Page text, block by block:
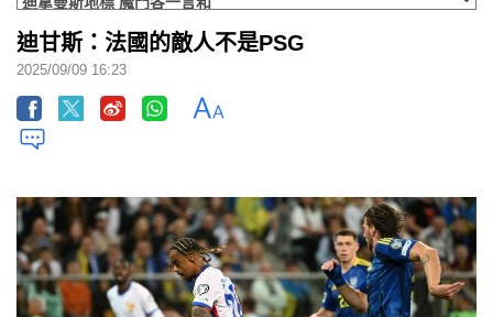
迪甘斯：法國的敵人不是PSG
2025/09/09 16:23